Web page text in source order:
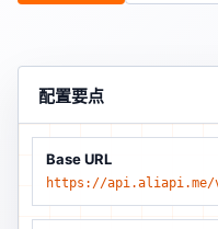
配置要点
Base URL
https://api.aliapi.me/